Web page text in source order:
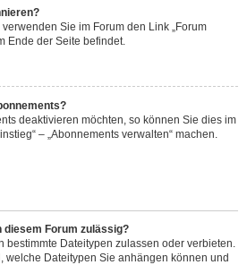
Sie im Forum den Link „Forum
Ende der Seite befindet.
deaktivieren möchten, so können Sie dies im
– „Abonnements verwalten“ machen.
diesem Forum zulässig?
bestimmte Dateitypen zulassen oder verbieten.
welche Dateitypen Sie anhängen können und